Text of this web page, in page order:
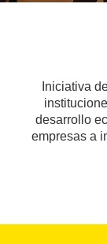
Iniciativa
desarrollo
empresas a